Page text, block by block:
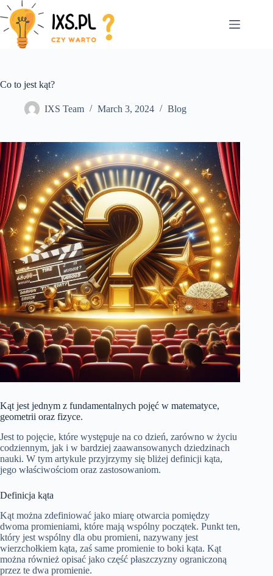
Skip
to
content
Co to jest kąt?
IXS Team March 3, 2024 Blog
Kąt jest jednym z fundamentalnych pojęć w matematyce,
geometrii oraz fizyce.
Jest to pojęcie, które występuje na co dzień, zarówno w życiu
codziennym, jak i w bardziej zaawansowanych dziedzinach
nauki. W tym artykule przyjrzymy się bliżej definicji kąta,
jego właściwościom oraz zastosowaniom.
Definicja kąta
Kąt można zdefiniować jako miarę otwarcia pomiędzy
dwoma promieniami, które mają wspólny początek. Punkt ten,
który jest wspólny dla obu promieni, nazywany jest
wierzchołkiem kąta, zaś same promienie to boki kąta. Kąt
można również opisać jako część płaszczyzny ograniczoną
przez te dwa promienie.